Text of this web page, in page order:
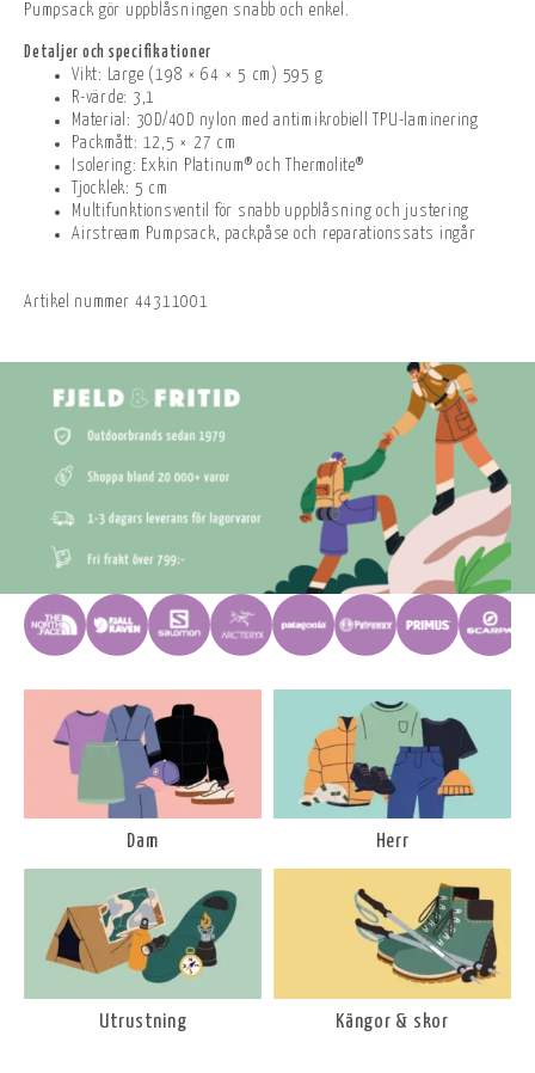
Pumpsack gör uppblåsningen snabb och enkel.
Detaljer och specifikationer
Vikt: Large (198 × 64 × 5 cm) 595 g
R-värde: 3,1
Material: 30D/40D nylon med antimikrobiell TPU-laminering
Packmått: 12,5 × 27 cm
Isolering: Exkin Platinum® och Thermolite®
Tjocklek: 5 cm
Multifunktionsventil för snabb uppblåsning och justering
Airstream Pumpsack, packpåse och reparationssats ingår
Artikel nummer 44311001
Dam Herr
Utrustning Kängor & skor